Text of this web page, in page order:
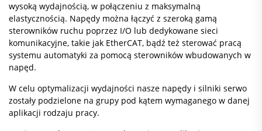
wysoką wydajnością, w połączeniu z maksymalną
elastycznością. Napędy można łączyć z szeroką gamą
sterowników ruchu poprzez I/O lub dedykowane sieci
komunikacyjne, takie jak EtherCAT, bądź też sterować pracą
systemu automatyki za pomocą sterowników wbudowanych w
napęd.
W celu optymalizacji wydajności nasze napędy i silniki serwo
zostały podzielone na grupy pod kątem wymaganego w danej
aplikacji rodzaju pracy.